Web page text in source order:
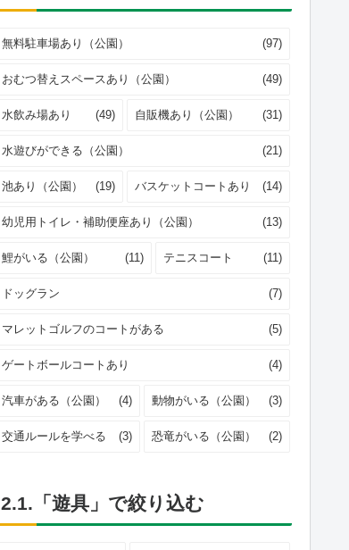
無料駐車場あり（公園） (97)
おむつ替えスペースあり（公園） (49)
水飲み場あり (49) 自販機あり（公園） (31)
水遊びができる（公園） (21)
池あり（公園） (19) バスケットコートあり (14)
幼児用トイレ・補助便座あり（公園） (13)
鯉がいる（公園） (11) テニスコート (11)
ドッグラン (7)
マレットゴルフのコートがある (5)
ゲートボールコートあり (4)
汽車がある（公園） (4) 動物がいる（公園） (3)
交通ルールを学べる (3) 恐竜がいる（公園） (2)
2.1.「遊具」で絞り込む